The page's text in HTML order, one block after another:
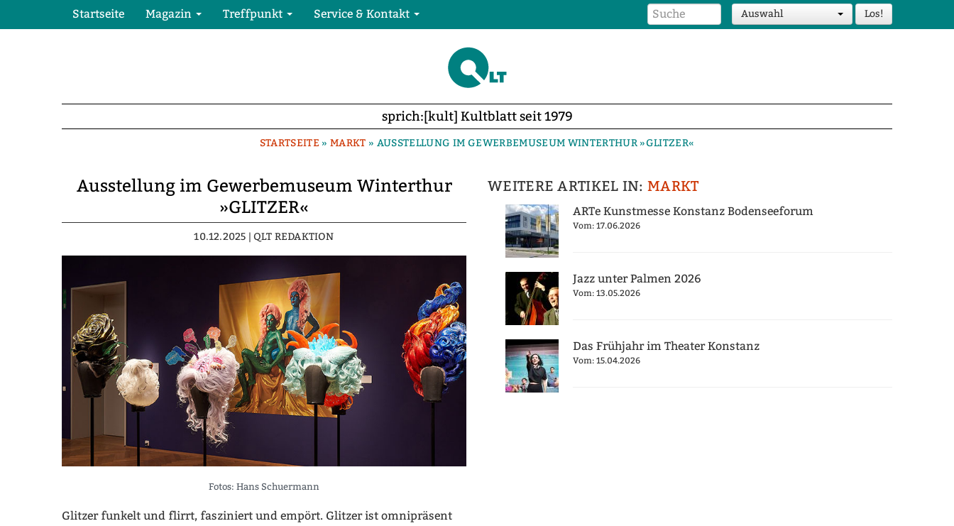
Startseite Magazin Treffpunkt Service & Kontakt Auswahl
sprich:[kult] Kultblatt seit 1979
STARTSEITE »MARKT » AUSSTELLUNG IM GEWERBEMUSEUM WINTERTHUR »GLITZER«
Ausstellung im Gewerbemuseum Winterthur
»GLITZER«
10.12.2025 | QLT REDAKTION
Fotos: Hans Schuermann
Glitzer funkelt und flirrt, fasziniert und empört. Glitzer ist omnipräsent
WEITERE ARTIKEL IN:MARKT
ARTe Kunstmesse Konstanz Bodenseeforum
Vom: 17.06.2026
Jazz unter Palmen 2026
Vom: 13.05.2026
Das Frühjahr im Theater Konstanz
Vom: 15.04.2026